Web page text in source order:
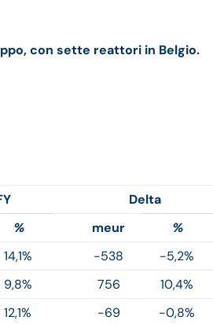
con sette reattori in Belgio.
Delta
% meur
%
14,1% -538
-5,2%
9,8% 756
10,4%
12,1% -69
-0,8%